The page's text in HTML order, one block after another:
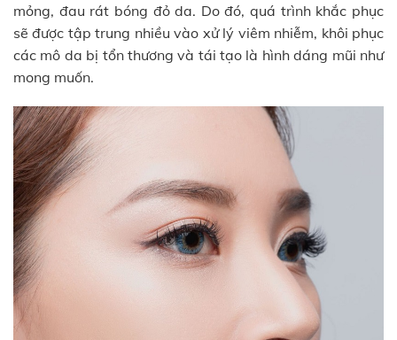
mỏng, đau rát bóng đỏ da. Do đó, quá trình khắc phục
sẽ được tập trung nhiều vào xử lý viêm nhiễm, khôi phục
các mô da bị tổn thương và tái tạo là hình dáng mũi như
mong muốn.